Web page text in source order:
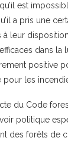
est
a pris une
leur
dans la
positive
pour les
du Code
politique
des forêts de